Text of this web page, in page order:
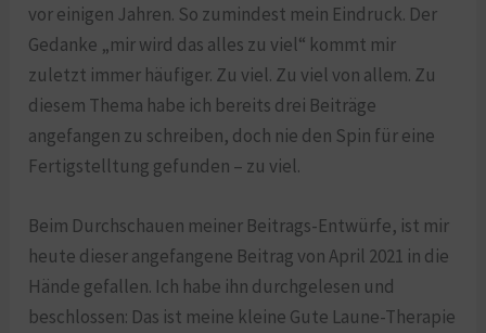
vor einigen Jahren. So zumindest mein Eindruck. Der
Gedanke „mir wird das alles zu viel“ kommt mir
zuletzt immer häufiger. Zu viel. Zu viel von allem. Zu
diesem Thema habe ich bereits drei Beiträge
angefangen zu schreiben, doch nie den Spin für eine
Fertigstelltung gefunden – zu viel.
Beim Durchschauen meiner Beitrags-Entwürfe, ist mir
heute dieser angefangene Beitrag von April 2021 in die
Hände gefallen. Ich habe ihn durchgelesen und
beschlossen: Das ist meine kleine Gute Laune-Therapie